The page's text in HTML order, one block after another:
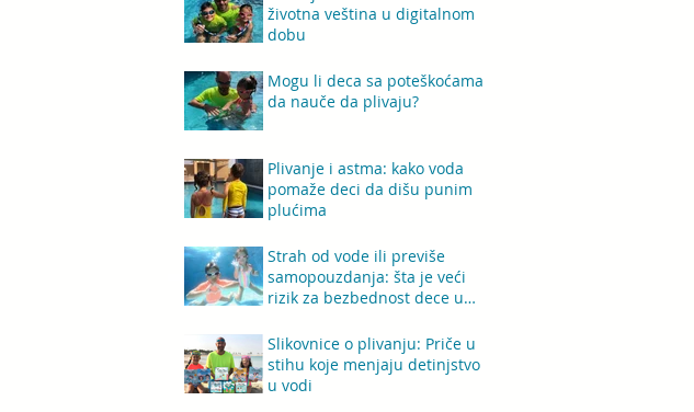
životna veština u digitalnom
dobu
Mogu li deca sa poteškoćama
da nauče da plivaju?
Plivanje i astma: kako voda
pomaže deci da dišu punim
plućima
Strah od vode ili previše
samopouzdanja: šta je veći
rizik za bezbednost dece u
Slikovnice o plivanju: Priče u
stihu koje menjaju detinjstvo
u vodi